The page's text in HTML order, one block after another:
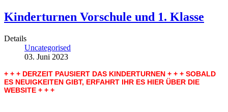
Kinderturnen Vorschule und 1. Klasse
Details
Uncategorised
03. Juni 2023
+ + + DERZEIT PAUSIERT DAS KINDERTURNEN + + + SOBALD
ES NEUIGKEITEN GIBT, ERFAHRT IHR ES HIER ÜBER DIE
WEBSITE + + +